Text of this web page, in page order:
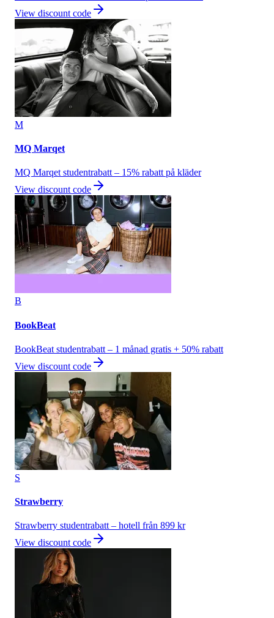
View discount code
M
MQ Marqet
MQ Marqet studentrabatt – 15% rabatt på kläder
View discount code
B
BookBeat
BookBeat studentrabatt – 1 månad gratis + 50% rabatt
View discount code
S
Strawberry
Strawberry studentrabatt – hotell från 899 kr
View discount code